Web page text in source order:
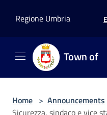
Regione Umbria
Town of
Home > Announcements
Sicurezza, sindaco e vice